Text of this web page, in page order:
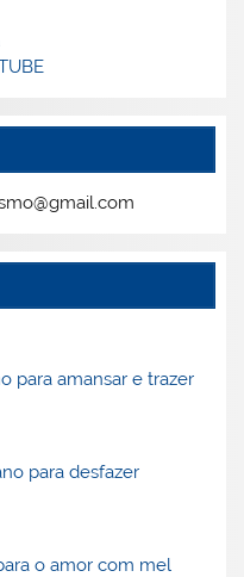
para amansar e trazer
para desfazer
o amor com mel